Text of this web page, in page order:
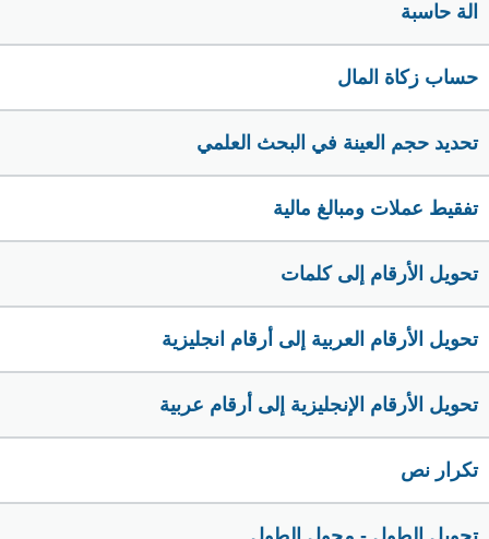
الة حاسبة
حساب زكاة المال
تحديد حجم العينة في البحث العلمي
تفقيط عملات ومبالغ مالية
تحويل الأرقام إلى كلمات
تحويل الأرقام العربية إلى أرقام انجليزية
تحويل الأرقام الإنجليزية إلى أرقام عربية
تكرار نص